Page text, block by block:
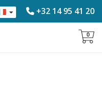
+32 14 95 41 20
0